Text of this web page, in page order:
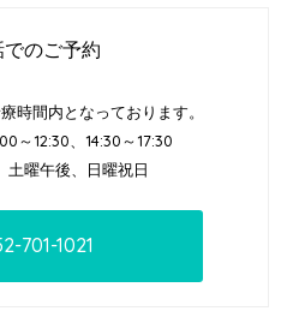
でのご予約
時間内となっております。
～12:30、14:30～17:30
土曜午後、日曜祝日
701-1021